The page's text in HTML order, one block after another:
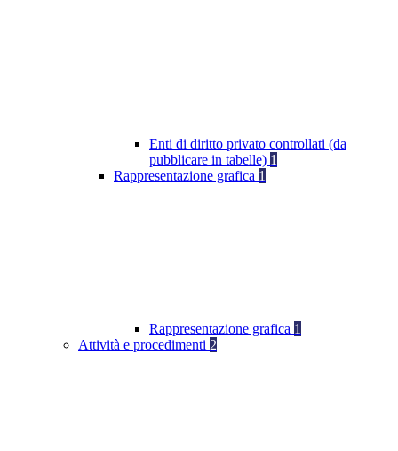
Enti di diritto privato controllati (da
pubblicare in tabelle) 1
Rappresentazione grafica 1
Rappresentazione grafica 1
Attività e procedimenti 2